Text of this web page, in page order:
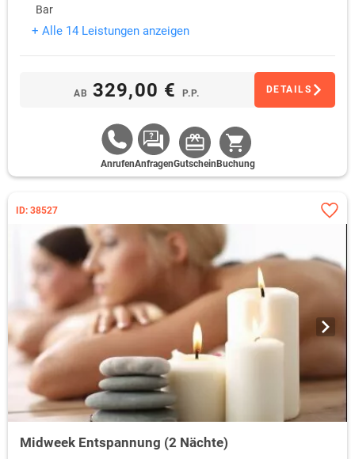
Bar
1 x Fussreflexzonenmassage (30 Min.) pro Person oder
+ Alle 14 Leistungen anzeigen
AB 329,00 € P.P. DETAILS
AnrufenAnfragenGutschein Buchung
ID: 38527
Midweek Entspannung (2 Nächte)